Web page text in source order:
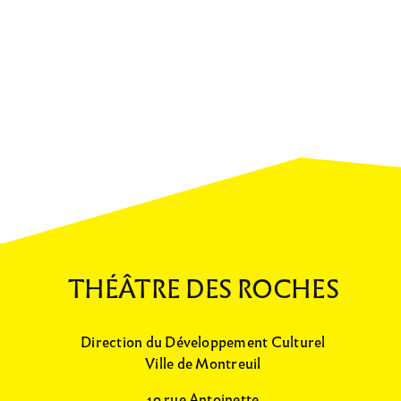
THÉÂTRE DES ROCHES
Direction du Développement Culturel
Ville de Montreuil